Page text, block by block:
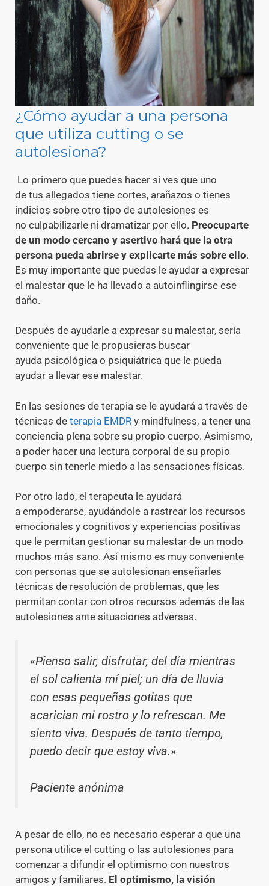
¿Cómo ayudar a una persona
que utiliza cutting o se
autolesiona?
Lo primero que puedes hacer si ves que uno
de tus allegados tiene cortes, arañazos o tienes
indicios sobre otro tipo de autolesiones es
no culpabilizarle ni dramatizar por ello. Preocuparte
de un modo cercano y asertivo hará que la otra
persona pueda abrirse y explicarte más sobre ello.
Es muy importante que puedas le ayudar a expresar
el malestar que le ha llevado a autoinflingirse ese
daño.
Después de ayudarle a expresar su malestar, sería
conveniente que le propusieras buscar
ayuda psicológica o psiquiátrica que le pueda
ayudar a llevar ese malestar.
En las sesiones de terapia se le ayudará a través de
técnicas de terapia EMDR y mindfulness, a tener una
conciencia plena sobre su propio cuerpo. Asimismo,
a poder hacer una lectura corporal de su propio
cuerpo sin tenerle miedo a las sensaciones físicas.
Por otro lado, el terapeuta le ayudará
a empoderarse, ayudándole a rastrear los recursos
emocionales y cognitivos y experiencias positivas
que le permitan gestionar su malestar de un modo
muchos más sano. Así mismo es muy conveniente
con personas que se autolesionan enseñarles
técnicas de resolución de problemas, que les
permitan contar con otros recursos además de las
autolesiones ante situaciones adversas.
«Pienso salir, disfrutar, del día mientras
el sol calienta mí piel; un día de lluvia
con esas pequeñas gotitas que
acarician mi rostro y lo refrescan. Me
siento viva. Después de tanto tiempo,
puedo decir que estoy viva.»
Paciente anónima
A pesar de ello, no es necesario esperar a que una
persona utilice el cutting o las autolesiones para
comenzar a difundir el optimismo con nuestros
amigos y familiares. El optimismo, la visión